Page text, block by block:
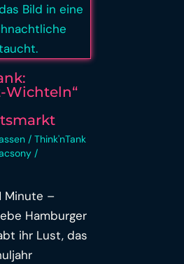
Wichteln“
/ Think'nTank
/
Minute –
Hamburger
ihr Lust, das